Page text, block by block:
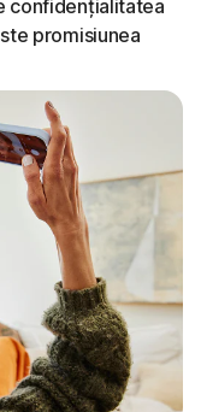
confidențialitatea
promisiunea